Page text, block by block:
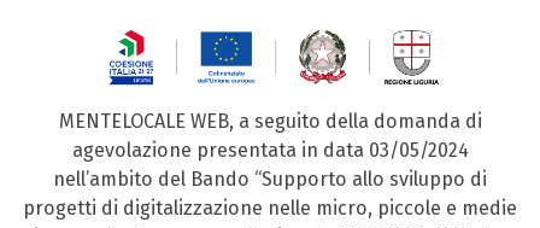
MENTELOCALE WEB, a seguito della domanda di
agevolazione presentata in data 03/05/2024
nell’ambito del Bando “Supporto allo sviluppo di
progetti di digitalizzazione nelle micro, piccole e medie